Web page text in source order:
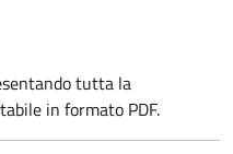
tutta la
in formato PDF.